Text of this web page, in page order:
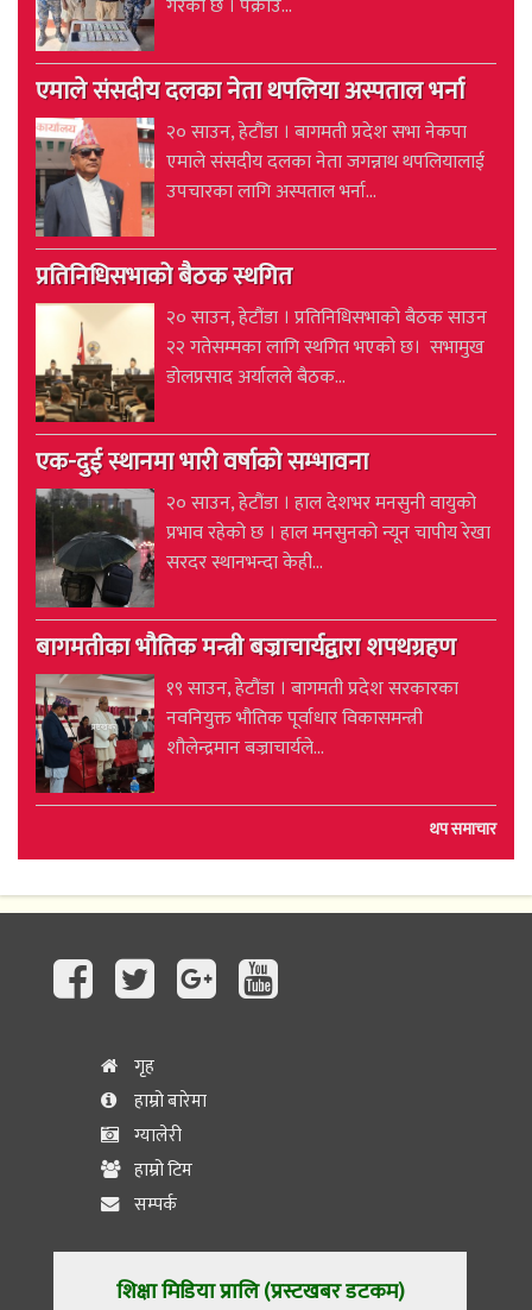
एमाले संसदीय दलका नेता थपलिया अस्पताल भर्ना
२० साउन, हेटौंडा । बागमती प्रदेश सभा नेकपा
एमाले संसदीय दलका नेता जगन्नाथ थपलियालाई
उपचारका लागि अस्पताल भर्ना...
प्रतिनिधिसभाको बैठक स्थगित
२० साउन, हेटौंडा । प्रतिनिधिसभाको बैठक साउन
२२ गतेसम्मका लागि स्थगित भएको छ। सभामुख
डोलप्रसाद अर्यालले बैठक...
एक-दुई स्थानमा भारी वर्षाको सम्भावना
२० साउन, हेटौंडा । हाल देशभर मनसुनी वायुको
प्रभाव रहेको छ । हाल मनसुनको न्यून चापीय रेखा
सरदर स्थानभन्दा केही...
बागमतीका भौतिक मन्त्री बज्राचार्यद्वारा शपथग्रहण
१९ साउन, हेटौंडा । बागमती प्रदेश सरकारका
नवनियुक्त भौतिक पूर्वाधार विकासमन्त्री
शौलेन्द्रमान बज्राचार्यले...
थप समाचार
गृह
हाम्रो बारेमा
ग्यालेरी
हाम्रो टिम
सम्पर्क
शिक्षा मिडिया प्रालि (प्रस्टखबर डटकम)